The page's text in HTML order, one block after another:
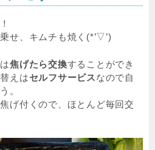
せ、キムチも焼く(*’▽’)
焦げたら交換することができ
えはセルフサービスなので自
。
げ付くので、ほとんど毎回交